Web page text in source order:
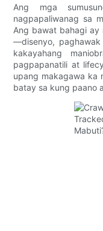
Ang mga
nagpapaliwanag sa
Ang bawat bahagi ay
—disenyo, paghawak
kakayahang
pagpapanatili at
upang makagawa ka
batay sa kung paano